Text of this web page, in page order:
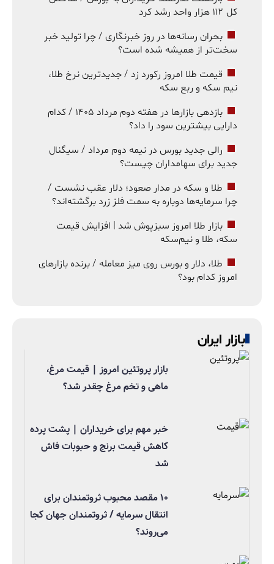
کل ۱۱۲ هزار واحد رشد کرد
بحران رسانه‌ها در روز خبرنگاری / چرا تولید خبر
سخت‌تر از همیشه شده است؟
قیمت طلا امروز رکورد زد / جدیدترین نرخ طلا،
نیم سکه و ربع سکه
بازدهی بازارها در هفته دوم مرداد ۱۴۰۵ / کدام
دارایی بیشترین سود را داد؟
رالی جدید بورس در نیمه دوم مرداد / سیگنال
جدید برای سهامداران چیست؟
طلا و سکه در مدار صعود؛ دلار عقب نشست /
چرا سرمایه‌ها دوباره به سمت فلز زرد برگشته‌اند؟
بازار طلا امروز سبزپوش شد | افزایش قیمت
سکه، طلا و نیم‌سکه
طلا، دلار و بورس روی میز معامله / برنده بازارهای
امروز کدام بود؟
بازار ایران
بازار پروتئین امروز | قیمت مرغ،
ماهی و تخم مرغ چقدر شد؟
خبر مهم برای خریداران | پشت پرده
کاهش قیمت برنج و حبوبات فاش
شد
۱۰ مقصد محبوب ثروتمندان برای
انتقال سرمایه / ثروتمندان جهان کجا
می‌روند؟